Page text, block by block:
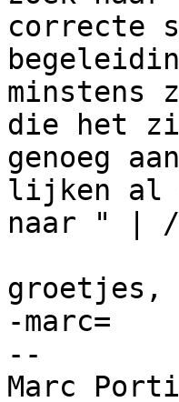
correcte
minstens
die het
genoeg
lijken al
naar " | /
groetjes,
-marc=
--